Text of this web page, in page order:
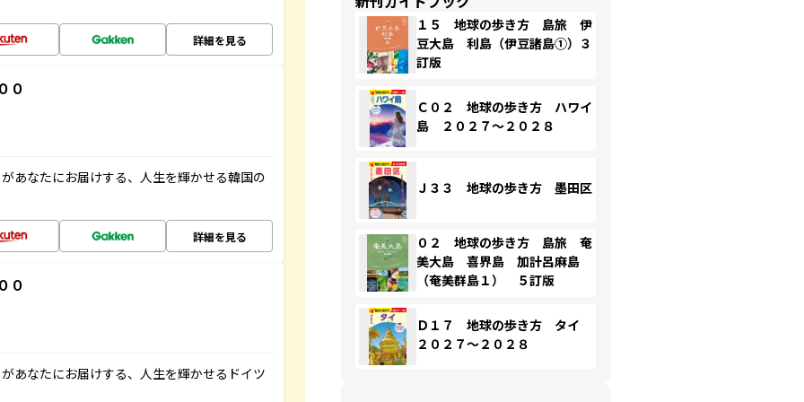
詳細を見る
０
あなたにお届けする、人生を輝かせる韓国の
詳細を見る
０
あなたにお届けする、人生を輝かせるドイツ
１５ 地球の歩き方 島旅 伊
豆大島 利島（伊豆諸島①）３
訂版
Ｃ０２ 地球の歩き方 ハワイ
島 ２０２７～２０２８
Ｊ３３ 地球の歩き方 墨田区
０２ 地球の歩き方 島旅 奄
美大島 喜界島 加計呂麻島
（奄美群島１） ５訂版
Ｄ１７ 地球の歩き方 タイ
２０２７～２０２８